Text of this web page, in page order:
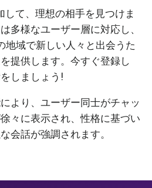
て、理想の相手を見つけま
多様なユーザー層に対応し、
地域で新しい人々と出会うた
提供します。今すぐ登録し
しましょう!
より、ユーザー同士がチャッ
々に表示され、性格に基づい
会話が強調されます。